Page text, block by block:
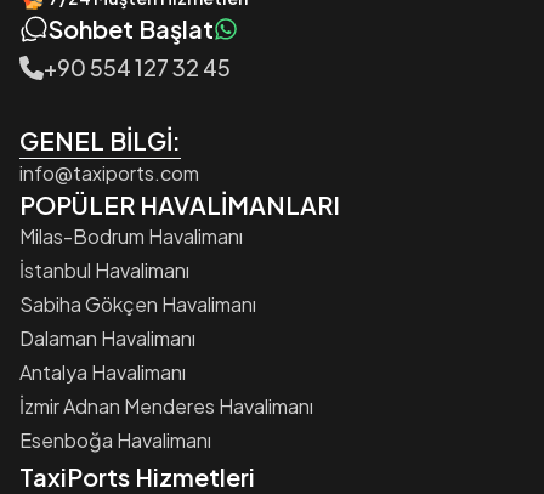
Sohbet Başlat
+90 554 127 32 45
GENEL BİLGİ:
info@taxiports.com
POPÜLER HAVALİMANLARI
Milas-Bodrum Havalimanı
İstanbul Havalimanı
Sabiha Gökçen Havalimanı
Dalaman Havalimanı
Antalya Havalimanı
İzmir Adnan Menderes Havalimanı
Esenboğa Havalimanı
TaxiPorts Hizmetleri